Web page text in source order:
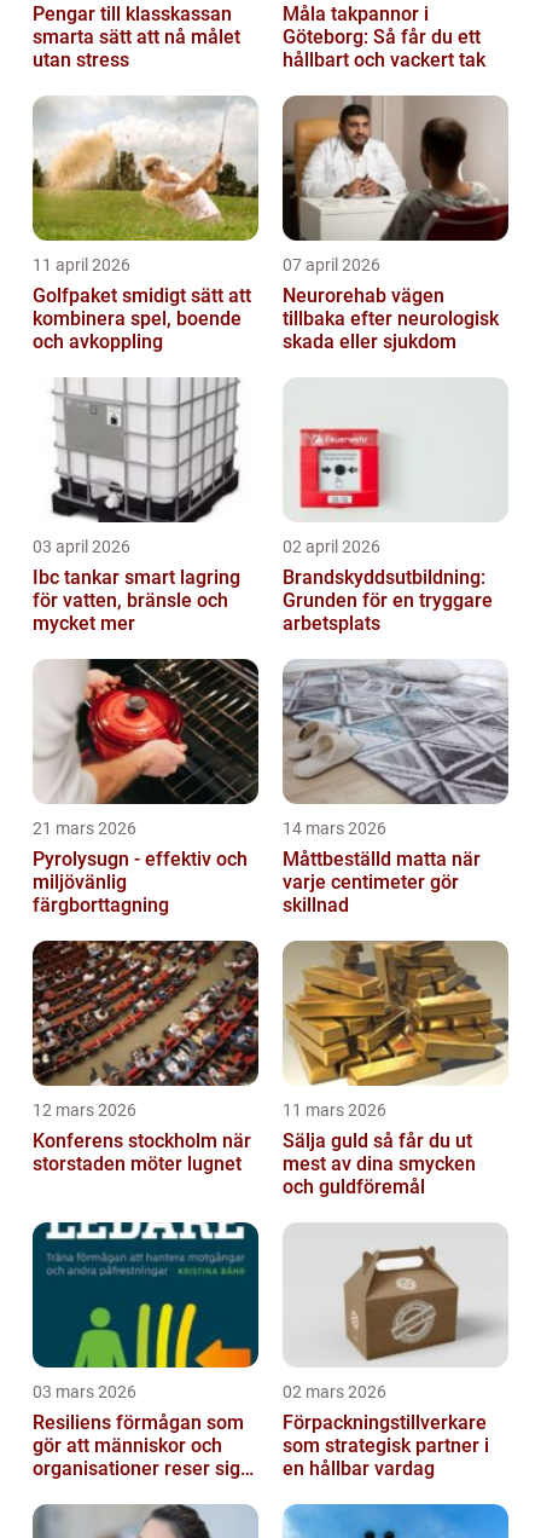
Pengar till klasskassan
smarta sätt att nå målet
utan stress
Måla takpannor i
Göteborg: Så får du ett
hållbart och vackert tak
11 april 2026
Golfpaket smidigt sätt att
kombinera spel, boende
och avkoppling
07 april 2026
Neurorehab vägen
tillbaka efter neurologisk
skada eller sjukdom
03 april 2026
Ibc tankar smart lagring
för vatten, bränsle och
mycket mer
02 april 2026
Brandskyddsutbildning:
Grunden för en tryggare
arbetsplats
21 mars 2026
Pyrolysugn - effektiv och
miljövänlig
färgborttagning
14 mars 2026
Måttbeställd matta när
varje centimeter gör
skillnad
12 mars 2026
Konferens stockholm när
storstaden möter lugnet
11 mars 2026
Sälja guld så får du ut
mest av dina smycken
och guldföremål
03 mars 2026
Resiliens förmågan som
gör att människor och
organisationer reser sig
02 mars 2026
Förpackningstillverkare
som strategisk partner i
en hållbar vardag